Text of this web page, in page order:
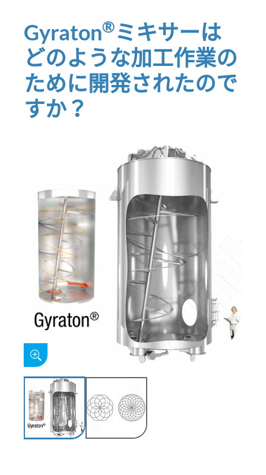
Gyraton®ミキサーは
どのような加工作業の
ために開発されたので
すか？